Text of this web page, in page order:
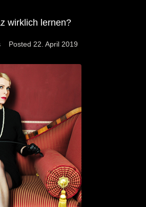
wirklich lernen?
Posted 22. April 2019